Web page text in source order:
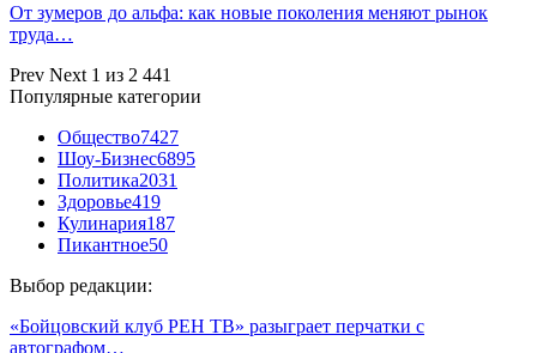
От зумеров до альфа: как новые поколения меняют рынок
труда…
Prev Next 1 из 2 441
Популярные категории
Общество7427
Шоу-Бизнес6895
Политика2031
Здоровье419
Кулинария187
Пикантное50
Выбор редакции:
«Бойцовский клуб РЕН ТВ» разыграет перчатки с
автографом…